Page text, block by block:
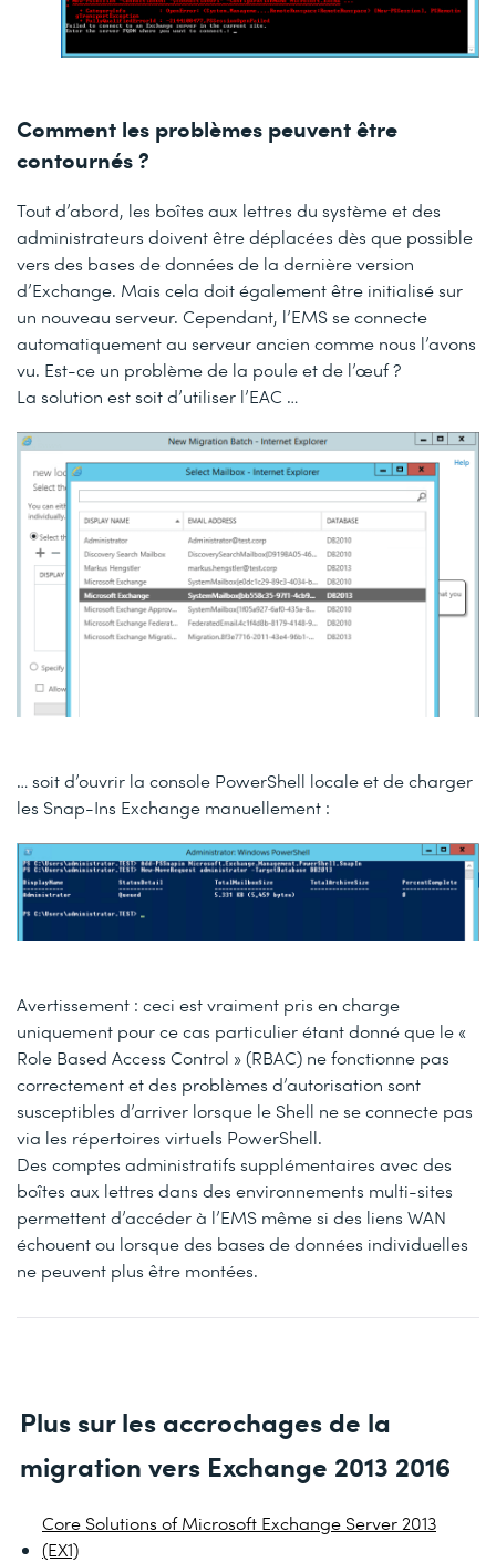
Comment les problèmes peuvent être
contournés ?
Tout d’abord, les boîtes aux lettres du système et des
administrateurs doivent être déplacées dès que possible
vers des bases de données de la dernière version
d’Exchange. Mais cela doit également être initialisé sur
un nouveau serveur. Cependant, l’EMS se connecte
automatiquement au serveur ancien comme nous l’avons
vu. Est-ce un problème de la poule et de l’œuf ?
La solution est soit d’utiliser l’EAC …
… soit d’ouvrir la console PowerShell locale et de charger
les Snap-Ins Exchange manuellement :
Avertissement : ceci est vraiment pris en charge
uniquement pour ce cas particulier étant donné que le «
Role Based Access Control » (RBAC) ne fonctionne pas
correctement et des problèmes d’autorisation sont
susceptibles d’arriver lorsque le Shell ne se connecte pas
via les répertoires virtuels PowerShell.
Des comptes administratifs supplémentaires avec des
boîtes aux lettres dans des environnements multi-sites
permettent d’accéder à l’EMS même si des liens WAN
échouent ou lorsque des bases de données individuelles
ne peuvent plus être montées.
Plus sur les accrochages de la
migration vers Exchange 2013 2016
Core Solutions of Microsoft Exchange Server 2013
(EX1)